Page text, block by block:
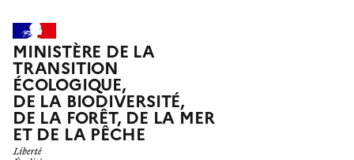
MINISTÈRE DE LA
TRANSITION
ÉCOLOGIQUE,
DE LA BIODIVERSITÉ,
DE LA FORÊT, DE LA MER
ET DE LA PÊCHE